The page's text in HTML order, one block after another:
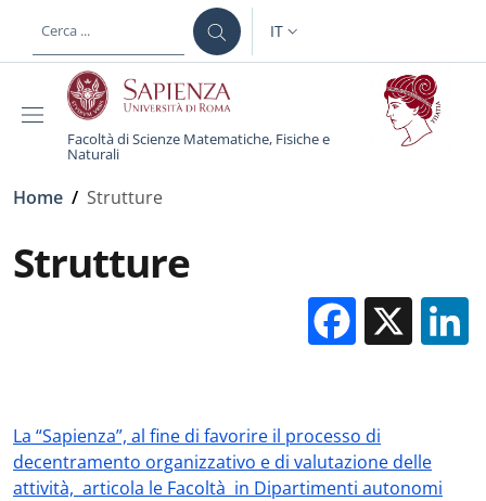
al contenuto principale
SELETTORE LINGUA:
IT
Facoltà di Scienze Matematiche, Fisiche e
Naturali
Briciole di pane
Home / Strutture
Strutture
X
La “Sapienza”, al fine di favorire il processo di
decentramento organizzativo e di valutazione delle
attività, articola le Facoltà in Dipartimenti autonomi